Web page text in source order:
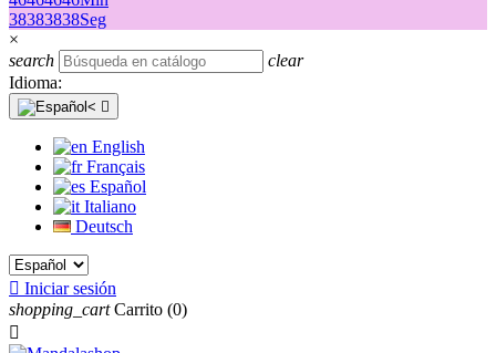
38383838Seg
×
search
clear
Idioma:

English
Français
Español
Italiano
Deutsch
 Iniciar sesión
shopping_cart Carrito (0)
